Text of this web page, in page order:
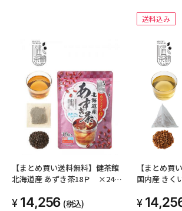
送料込み
【まとめ買い送料無料】健茶館
北海道産 あずき茶18Ｐ ×24個
14,256 (税込)
【まとめ買
国内産 き